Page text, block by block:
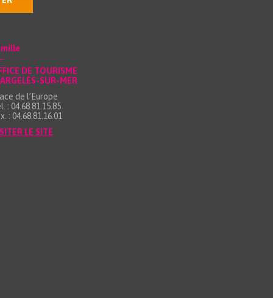
DE TOURISME
SUR-MER
de l’Europe
: 04.68.81.15.85
: 04.68.81.16.01
LE SITE